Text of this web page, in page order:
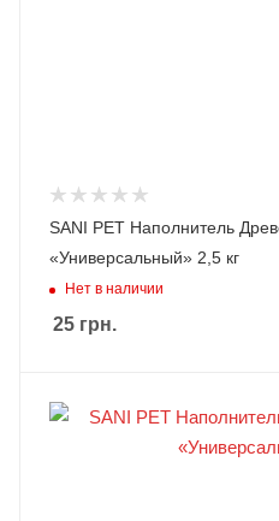
SANI PET Наполнитель
«Универсальный» 2,5 кг
Нет в наличии
25 грн.